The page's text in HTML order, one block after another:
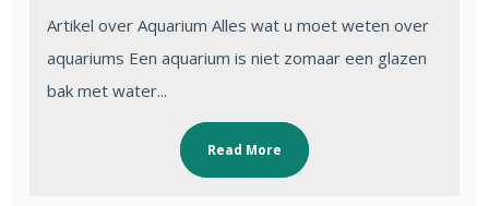
Artikel over Aquarium Alles wat u moet weten over
aquariums Een aquarium is niet zomaar een glazen
bak met water...
Read More